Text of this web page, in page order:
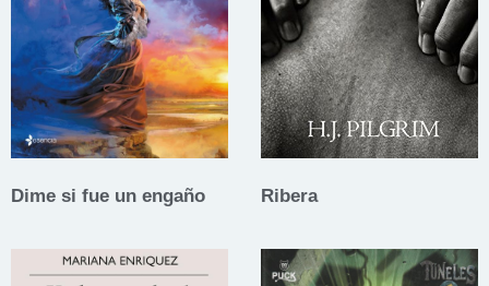
Dime si fue un engaño Ribera